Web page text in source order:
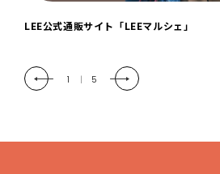
「LEE DAYS」本物志向にときめく。大人カ
2 | 5